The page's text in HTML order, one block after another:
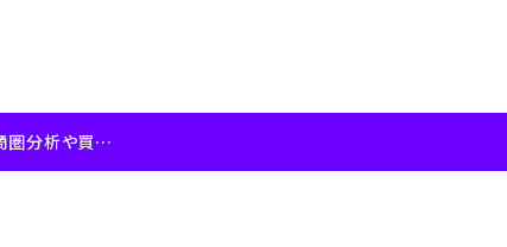
“IoTNEWS”で、「クロスロケーションズ、AI活用で商圏分析や買い回り分析を高速に視覚化する新機能を提供開始」を掲載頂きました。